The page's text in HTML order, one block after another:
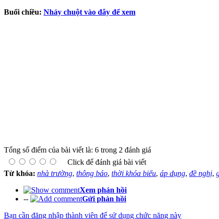
Buổi chiều: Nháy chuột vào đây để xem
Tổng số điểm của bài viết là: 6 trong 2 đánh giá
Click để đánh giá bài viết
Từ khóa: nhà trường, thông báo, thời khóa biểu, áp dụng, đề nghị,
Xem phản hồi
--
Gửi phản hồi
Bạn cần đăng nhập thành viên để sử dụng chức năng này